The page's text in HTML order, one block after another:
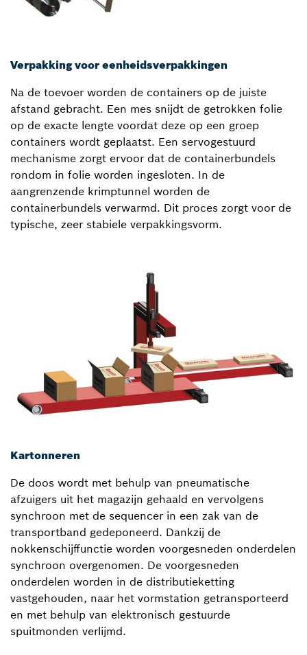
Verpakking voor eenheidsverpakkingen
Na de toevoer worden de containers op de juiste
afstand gebracht. Een mes snijdt de getrokken folie
op de exacte lengte voordat deze op een groep
containers wordt geplaatst. Een servogestuurd
mechanisme zorgt ervoor dat de containerbundels
rondom in folie worden ingesloten. In de
aangrenzende krimptunnel worden de
containerbundels verwarmd. Dit proces zorgt voor de
typische, zeer stabiele verpakkingsvorm.
Kartonneren
De doos wordt met behulp van pneumatische
afzuigers uit het magazijn gehaald en vervolgens
synchroon met de sequencer in een zak van de
transportband gedeponeerd. Dankzij de
nokkenschijffunctie worden voorgesneden onderdelen
synchroon overgenomen. De voorgesneden
onderdelen worden in de distributieketting
vastgehouden, naar het vormstation getransporteerd
en met behulp van elektronisch gestuurde
spuitmonden verlijmd.